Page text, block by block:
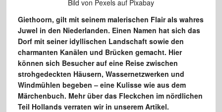
Bild von Pexels auf Pixabay
Giethoorn, gilt mit seinem malerischen Flair als wahres
Juwel in den Niederlanden. Einen Namen hat sich das
Dorf mit seiner idyllischen Landschaft sowie den
charmanten Kanälen und Brücken gemacht. Hier
können sich Besucher auf eine Reise zwischen
strohgedeckten Häusern, Wassernetzwerken und
Windmühlen begeben – eine Kulisse wie aus dem
Märchenbuch. Mehr über das Fleckchen im nördlichen
Teil Hollands verraten wir in unserem Artikel.